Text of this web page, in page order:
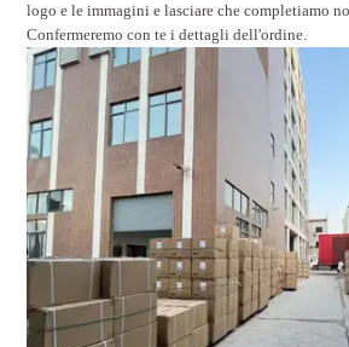
logo e le immagini e lasciare che completiamo
Confermeremo con te i dettagli dell'ordine.